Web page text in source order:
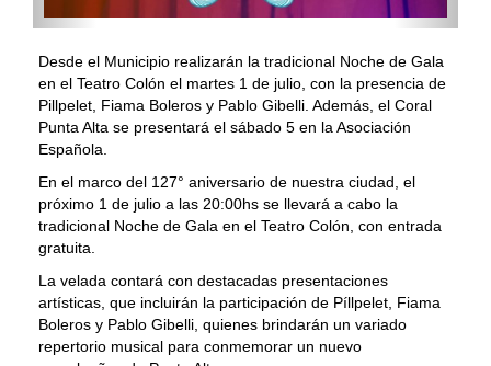
Desde el Municipio realizarán la tradicional Noche de Gala
en el Teatro Colón el martes 1 de julio, con la presencia de
Pillpelet, Fiama Boleros y Pablo Gibelli. Además, el Coral
Punta Alta se presentará el sábado 5 en la Asociación
Española.
En el marco del 127° aniversario de nuestra ciudad, el
próximo 1 de julio a las 20:00hs se llevará a cabo la
tradicional Noche de Gala en el Teatro Colón, con entrada
gratuita.
La velada contará con destacadas presentaciones
artísticas, que incluirán la participación de Píllpelet, Fiama
Boleros y Pablo Gibelli, quienes brindarán un variado
repertorio musical para conmemorar un nuevo